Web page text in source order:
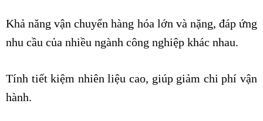
Khả năng vận chuyển hàng hóa lớn và nặng, đáp ứng
nhu cầu của nhiều ngành công nghiệp khác nhau.
Tính tiết kiệm nhiên liệu cao, giúp giảm chi phí vận
hành.